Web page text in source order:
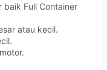
baik Full Container
atau kecil.